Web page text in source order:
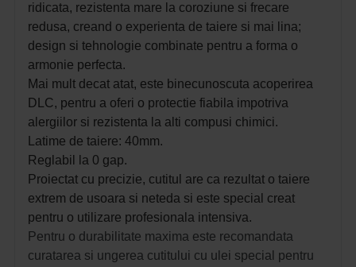
ridicata, rezistenta mare la coroziune si frecare
redusa, creand o experienta de taiere si mai lina;
d esign si tehnologie combinate pentru a forma o
armonie perfecta.
Mai mult decat atat, este binecunoscuta acoperirea
DLC, pentru a oferi o protectie fiabila impotriva
alergiilor si rezistenta la alti compusi chimici.
Latime de taiere: 40mm.
Reglabil la 0 gap.
Proiectat cu precizie, cutitul are ca rezultat o taiere
extrem de usoara si neteda si este special creat
pentru o utilizare profesionala intensiva.
Pentru o durabilitate maxima este recomandata
curatarea si ungerea cutitului cu ulei special pentru